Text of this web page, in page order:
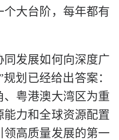
个大台阶，每年都有
发展如何向深度广
划已经给出答案：
、粤港澳大湾区为重
能力和全球资源配置
领高质量发展的第一